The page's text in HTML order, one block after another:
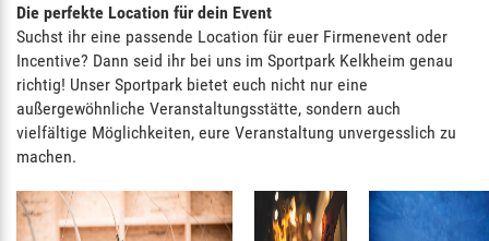
Die perfekte Location für dein Event
Suchst ihr eine passende Location für euer Firmenevent oder
Incentive? Dann seid ihr bei uns im Sportpark Kelkheim genau
richtig! Unser Sportpark bietet euch nicht nur eine
außergewöhnliche Veranstaltungsstätte, sondern auch
vielfältige Möglichkeiten, eure Veranstaltung unvergesslich zu
machen.